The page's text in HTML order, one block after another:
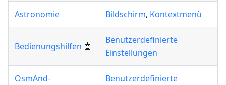
Astronomie Bildschirm, Kontextmenü
Bedienungshilfen 🤖
Benutzerdefinierte
Einstellungen
OsmAnd-
Benutzerdefinierte